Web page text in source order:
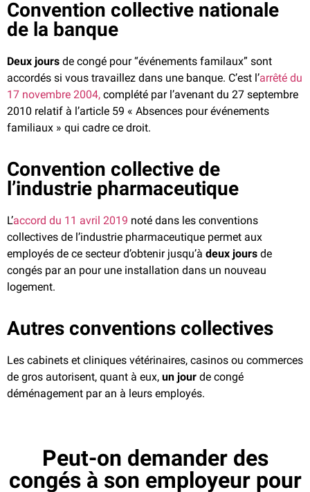
Convention collective nationale
de la banque
Deux jours de congé pour “événements familaux” sont
accordés si vous travaillez dans une banque. C’est l’arrêté du
17 novembre 2004, complété par l’avenant du 27 septembre
2010 relatif à l’article 59 « Absences pour événements
familiaux » qui cadre ce droit.
Convention collective de
l’industrie pharmaceutique
L’accord du 11 avril 2019 noté dans les conventions
collectives de l’industrie pharmaceutique permet aux
employés de ce secteur d’obtenir jusqu’à deux jours de
congés par an pour une installation dans un nouveau
logement.
Autres conventions collectives
Les cabinets et cliniques vétérinaires, casinos ou commerces
de gros autorisent, quant à eux, un jour de congé
déménagement par an à leurs employés.
Peut-on demander des
congés à son employeur pour